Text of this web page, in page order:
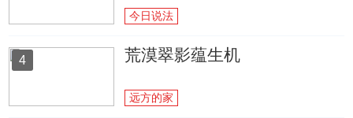
今日说法
4 荒漠翠影蕴生机
远方的家